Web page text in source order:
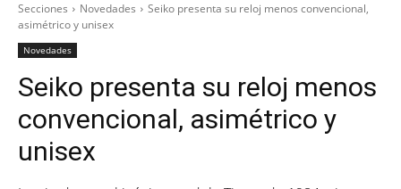
Secciones Novedades
Seiko presenta su reloj menos convencional,
asimétrico y unisex
Novedades
Seiko presenta su reloj menos
convencional, asimétrico y
unisex